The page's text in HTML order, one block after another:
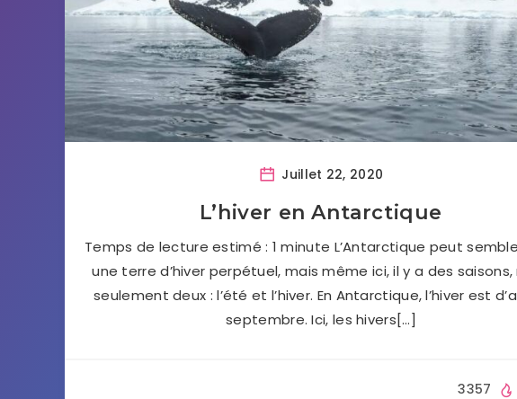
Juillet 22, 2020
L’hiver en Antarctique
Temps de lecture estimé : 1 minute L’Antarctique peut
une terre d’hiver perpétuel, mais même ici, il y a des saisons,
seulement deux : l’été et l’hiver. En Antarctique, l’hiver est
septembre. Ici, les hivers[…]
3357